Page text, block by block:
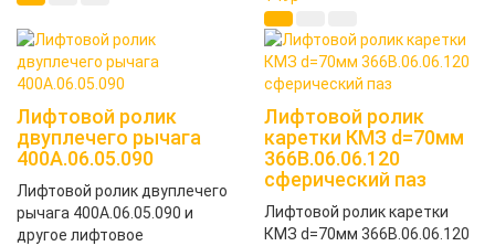
Лифтовой ролик
двуплечего рычага
400А.06.05.090
Лифтовой ролик двуплечего
рычага 400А.06.05.090 и
другое лифтовое
Лифтовой ролик
каретки КМЗ d=70мм
366В.06.06.120
сферический паз
Лифтовой ролик каретки
КМЗ d=70мм 366В.06.06.120